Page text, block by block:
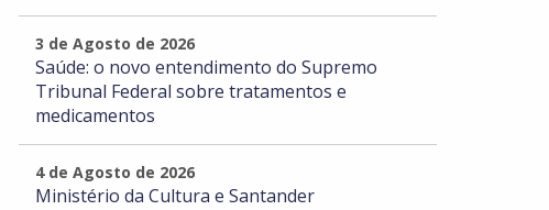
3 de Agosto de 2026
Saúde: o novo entendimento do Supremo
Tribunal Federal sobre tratamentos e
medicamentos
4 de Agosto de 2026
Ministério da Cultura e Santander